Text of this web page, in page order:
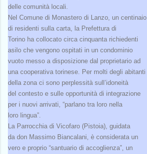
delle comunità locali.
Nel Comune di Monastero di Lanzo, un centinaio
di residenti sulla carta, la Prefettura di
Torino ha collocato circa cinquanta richiedenti
asilo che vengono ospitati in un condominio
vuoto messo a disposizione dal proprietario ad
una cooperativa torinese. Per molti degli abitanti
della zona ci sono perplessità sull’idoneità
del contesto e sulle opportunità di integrazione
per i nuovi arrivati, “parlano tra loro nella
loro lingua”.
La Parrocchia di Vicofaro (Pistoia), guidata
da don Massimo Biancalani, è considerata un
vero e proprio “santuario di accoglienza”, un